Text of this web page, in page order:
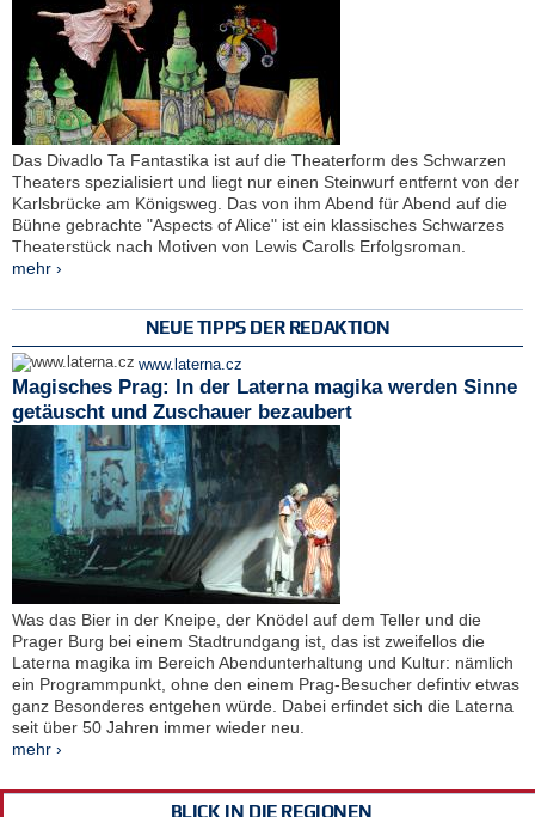
Das Divadlo Ta Fantastika ist auf die Theaterform des Schwarzen
Theaters spezialisiert und liegt nur einen Steinwurf entfernt von der
Karlsbrücke am Königsweg. Das von ihm Abend für Abend auf die
Bühne gebrachte "Aspects of Alice" ist ein klassisches Schwarzes
Theaterstück nach Motiven von Lewis Carolls Erfolgsroman.
mehr ›
NEUE TIPPS DER REDAKTION
www.laterna.cz
Magisches Prag: In der Laterna magika werden Sinne
getäuscht und Zuschauer bezaubert
Was das Bier in der Kneipe, der Knödel auf dem Teller und die
Prager Burg bei einem Stadtrundgang ist, das ist zweifellos die
Laterna magika im Bereich Abendunterhaltung und Kultur: nämlich
ein Programmpunkt, ohne den einem Prag-Besucher defintiv etwas
ganz Besonderes entgehen würde. Dabei erfindet sich die Laterna
seit über 50 Jahren immer wieder neu.
mehr ›
BLICK IN DIE REGIONEN